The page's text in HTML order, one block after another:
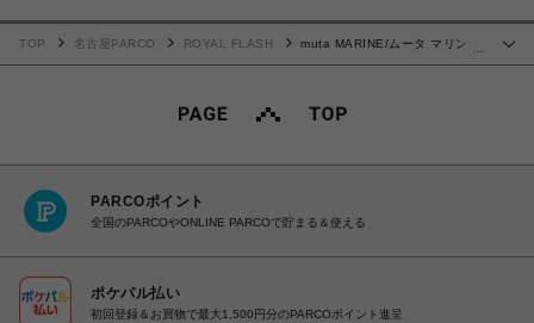
…
TOP 名古屋PARCO ROYAL FLASH
muta MARINE/ムータ マリン/ヒ
PARCOポイント
全国のPARCOやONLINE PARCOで貯まる＆使える
ポケパル払い
初回登録＆お買物で最大1,500円分のPARCOポイント進呈